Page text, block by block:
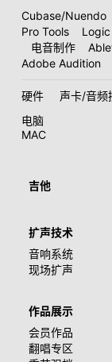
Cubase/Nuendo
Pro Tools
Logic
电音制作
Adobe Audition
硬件 声卡/音频
电脑
MAC
吉他
扩声技术
音响系统
现场扩声
作品展示
会员作品
翻唱专区